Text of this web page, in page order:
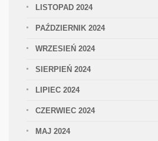
LISTOPAD 2024
PAŹDZIERNIK 2024
WRZESIEŃ 2024
SIERPIEŃ 2024
LIPIEC 2024
CZERWIEC 2024
MAJ 2024